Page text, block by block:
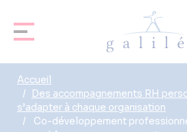
Accueil
Des accompagnements RH
s’adapter à chaque organisation
Co-développement